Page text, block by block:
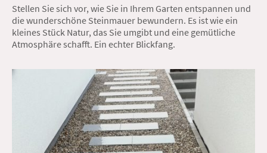
Stellen Sie sich vor, wie Sie in Ihrem Garten entspannen und
die wunderschöne Steinmauer bewundern. Es ist wie ein
kleines Stück Natur, das Sie umgibt und eine gemütliche
Atmosphäre schafft. Ein echter Blickfang.